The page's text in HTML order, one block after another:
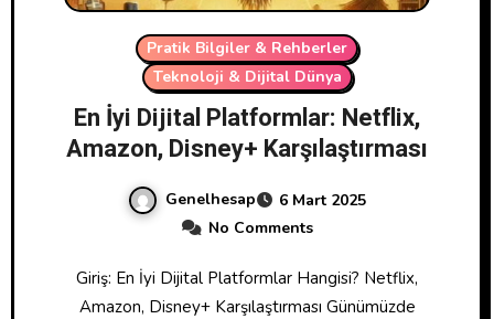
Pratik Bilgiler & Rehberler
Teknoloji & Dijital Dünya
En İyi Dijital Platformlar: Netflix,
Amazon, Disney+ Karşılaştırması
Genelhesap
6 Mart 2025
No Comments
Giriş: En İyi Dijital Platformlar Hangisi? Netflix,
Amazon, Disney+ Karşılaştırması Günümüzde